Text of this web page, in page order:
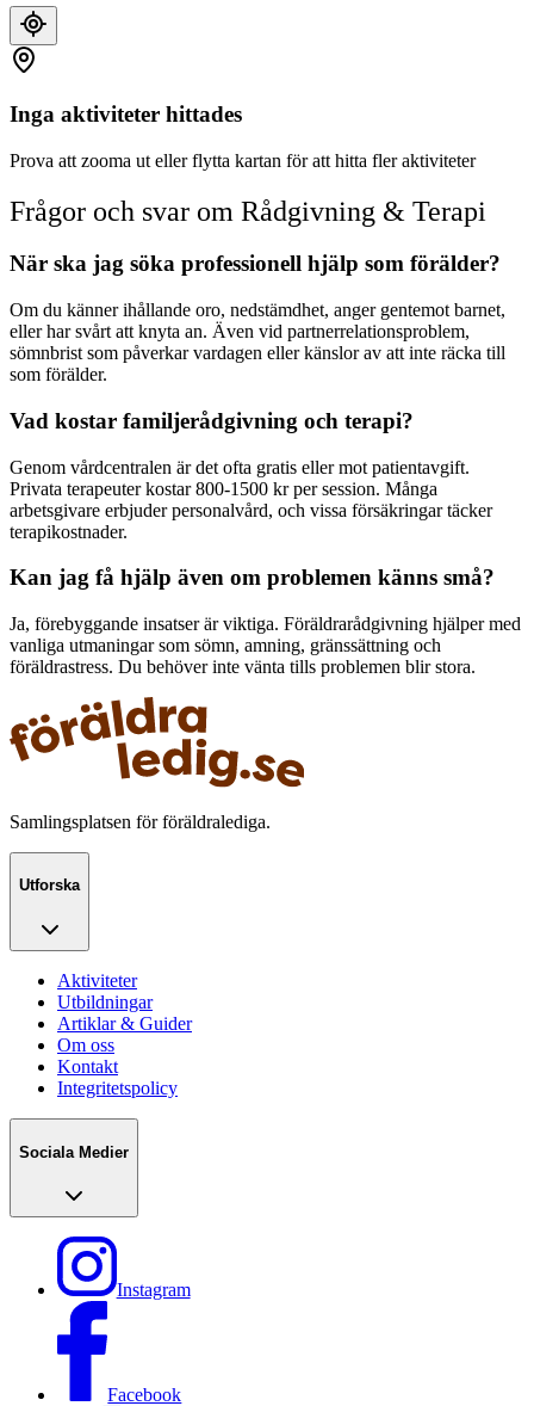
Inga aktiviteter hittades
Prova att zooma ut eller flytta kartan för att hitta fler aktiviteter
Frågor och svar om Rådgivning & Terapi
När ska jag söka professionell hjälp som förälder?
Om du känner ihållande oro, nedstämdhet, anger gentemot barnet,
eller har svårt att knyta an. Även vid partnerrelationsproblem,
sömnbrist som påverkar vardagen eller känslor av att inte räcka till
som förälder.
Vad kostar familjerådgivning och terapi?
Genom vårdcentralen är det ofta gratis eller mot patientavgift.
Privata terapeuter kostar 800-1500 kr per session. Många
arbetsgivare erbjuder personalvård, och vissa försäkringar täcker
terapikostnader.
Kan jag få hjälp även om problemen känns små?
Ja, förebyggande insatser är viktiga. Föräldrarådgivning hjälper med
vanliga utmaningar som sömn, amning, gränssättning och
föräldrastress. Du behöver inte vänta tills problemen blir stora.
Samlingsplatsen för föräldralediga.
Utforska
Aktiviteter
Utbildningar
Artiklar & Guider
Om oss
Kontakt
Integritetspolicy
Sociala Medier
Instagram
Facebook